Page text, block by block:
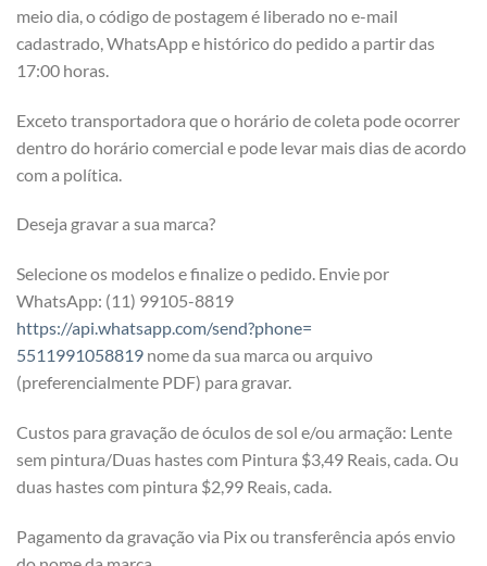
meio dia, o código de postagem é liberado no e-mail
cadastrado, WhatsApp e histórico do pedido a partir das
17:00 horas.
Exceto transportadora que o horário de coleta pode ocorrer
dentro do horário comercial e pode levar mais dias de acordo
com a política.
Deseja gravar a sua marca?
Selecione os modelos e finalize o pedido. Envie por
WhatsApp: (11) 99105-8819
https://api.whatsapp.com/send?phone=
5511991058819 nome da sua marca ou arquivo
(preferencialmente PDF) para gravar.
Custos para gravação de óculos de sol e/ou armação: Lente
sem pintura/Duas hastes com Pintura $3,49 Reais, cada. Ou
duas hastes com pintura $2,99 Reais, cada.
Pagamento da gravação via Pix ou transferência após envio